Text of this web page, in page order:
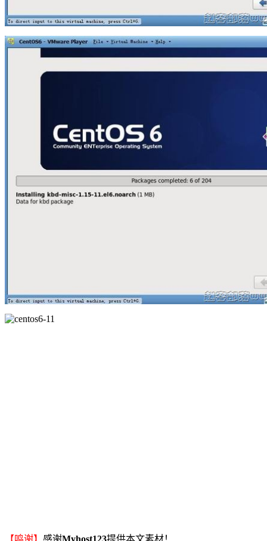
【鸣谢】 感谢Myhost123提供本文素材！